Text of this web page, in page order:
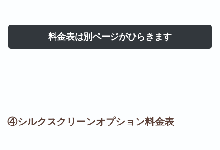
料金表は別ページがひらきます
④シルクスクリーンオプション料金表